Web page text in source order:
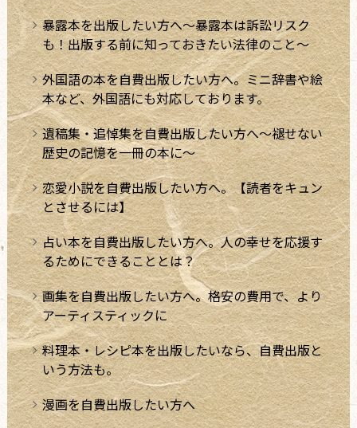
暴露本を出版したい方へ～暴露本は訴訟リスク
も！出版する前に知っておきたい法律のこと～
外国語の本を自費出版したい方へ。ミニ辞書や絵
本など、外国語にも対応しております。
遺稿集・追悼集を自費出版したい方へ～褪せない
歴史の記憶を一冊の本に～
恋愛小説を自費出版したい方へ。【読者をキュン
とさせるには】
占い本を自費出版したい方へ。人の幸せを応援す
るためにできることとは？
画集を自費出版したい方へ。格安の費用で、より
アーティスティックに
料理本・レシピ本を出版したいなら、自費出版と
いう方法も。
漫画を自費出版したい方へ